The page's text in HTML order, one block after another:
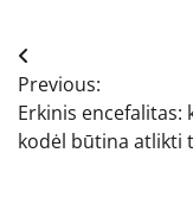
Navigacija
tarp
įrašų
Previous:
Erkinis encefalitas:
kodėl būtina atlikti